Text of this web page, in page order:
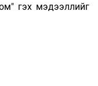
гэх мэдээллийг